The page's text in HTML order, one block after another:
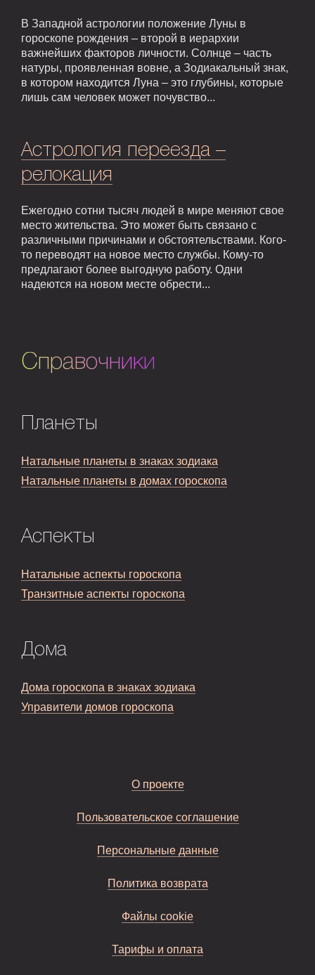
В Западной астрологии положение Луны в
гороскопе рождения – второй в иерархии
важнейших факторов личности. Солнце – часть
натуры, проявленная вовне, а Зодиакальный знак,
в котором находится Луна – это глубины, которые
лишь сам человек может почувство...
Астрология переезда –
релокация
Ежегодно сотни тысяч людей в мире меняют свое
место жительства. Это может быть связано с
различными причинами и обстоятельствами. Кого-
то переводят на новое место службы. Кому-то
предлагают более выгодную работу. Одни
надеются на новом месте обрести...
Справочники
Планеты
Натальные планеты в знаках зодиака
Натальные планеты в домах гороскопа
Аспекты
Натальные аспекты гороскопа
Транзитные аспекты гороскопа
Дома
Дома гороскопа в знаках зодиака
Управители домов гороскопа
О проекте
Пользовательское соглашение
Персональные данные
Политика возврата
Файлы cookie
Тарифы и оплата